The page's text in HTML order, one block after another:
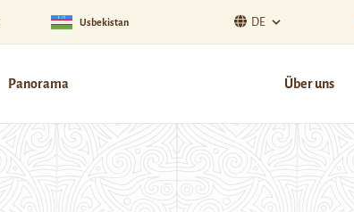
Usbekistan DE
Panorama Über uns